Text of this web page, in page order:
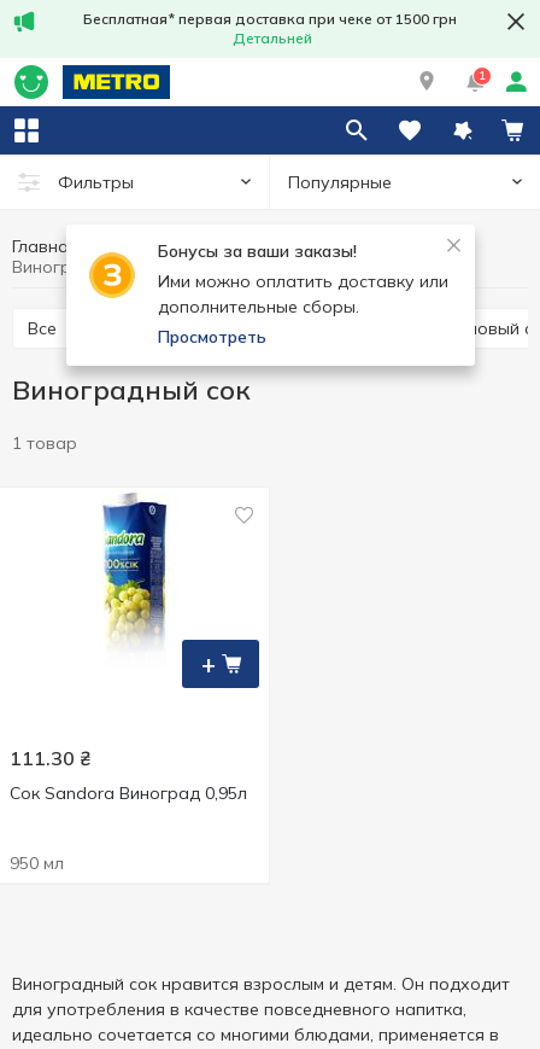
Бесплатная* первая доставка при чеке от 1500 грн
Детальней
1
Фильтры Популярные
Бонусы за ваши заказы!
Ими можно оплатить доставку или
дополнительные сборы.
Просмотреть
Главная Напитки Соки и нектары
Виноградный сок
Все Другие соки Апельсиновый
Виноградный сок
1 товар
+
111.30 ₴
Сок Sandora Виноград 0,95л
950 мл
Виноградный сок нравится взрослым и детям. Он подходит
для употребления в качестве повседневного напитка,
идеально сочетается со многими блюдами, применяется в